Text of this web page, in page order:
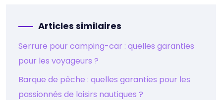
Articles similaires
Serrure pour camping-car : quelles garanties
pour les voyageurs ?
Barque de pêche : quelles garanties pour les
passionnés de loisirs nautiques ?